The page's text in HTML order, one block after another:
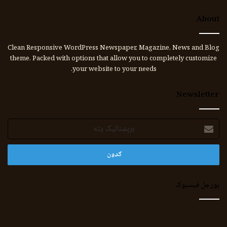
About
Clean Responsive WordPress Newspaper, Magazine, News and Blog
theme. Packed with options that allow you to completely customize
your website to your needs.
Newsletter
برېښنالیک
پته
بورجل فیسبوک